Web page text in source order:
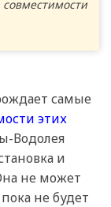
самые
этих
Водолея
и
не может
не будет